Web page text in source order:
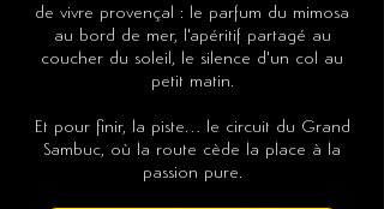
de vivre provençal : le parfum du mimosa
au bord de mer, l'apéritif partagé au
coucher du soleil, le silence d'un col au
petit matin.
Et pour finir, la piste… le circuit du Grand
Sambuc, où la route cède la place à la
passion pure.